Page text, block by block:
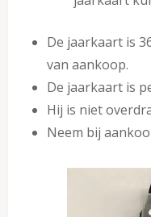
De jaarkaart is
van aankoop.
De jaarkaart is
Hij is niet
Neem bij